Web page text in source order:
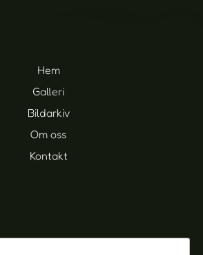
Hem
Galleri
Bildarkiv
Om oss
Kontakt